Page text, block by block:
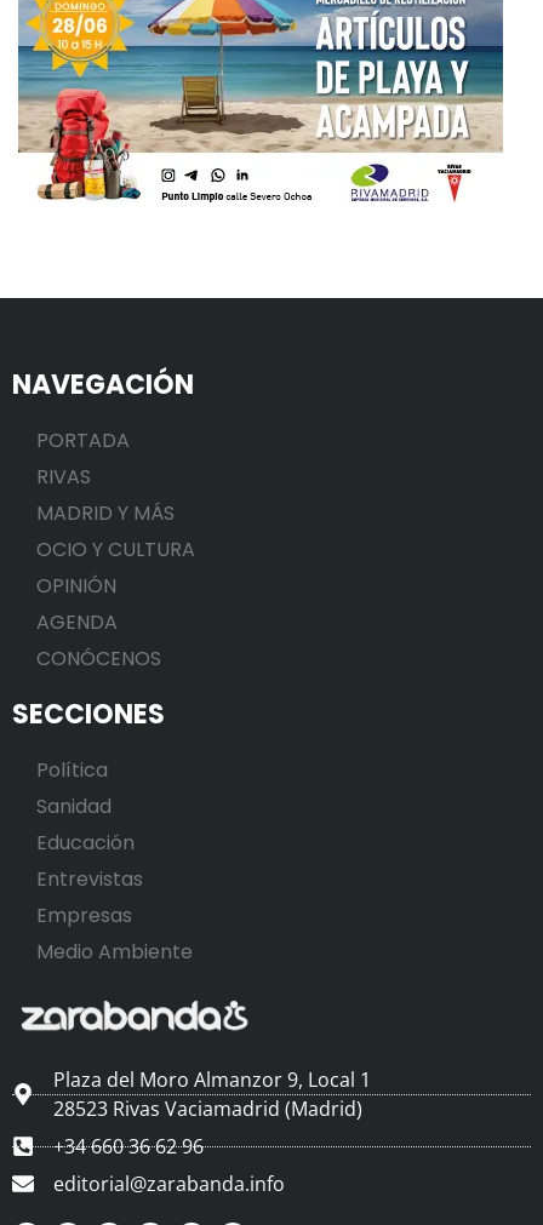
NAVEGACIÓN
PORTADA
RIVAS
MADRID Y MÁS
OCIO Y CULTURA
OPINIÓN
AGENDA
CONÓCENOS
SECCIONES
Política
Sanidad
Educación
Entrevistas
Empresas
Medio Ambiente
Plaza del Moro Almanzor 9, Local 1
28523 Rivas Vaciamadrid (Madrid)
+34 660 36 62 96
editorial@zarabanda.info